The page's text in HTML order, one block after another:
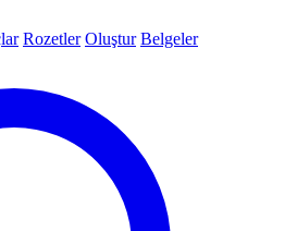
Rozetler Oluştur Belgeler